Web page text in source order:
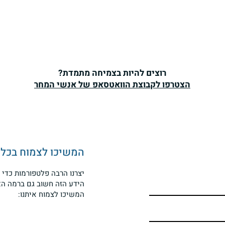
המפתח לניצחון על חמאס נמצא
רוצים להיות בצמיחה מתמדת?
הצטרפו לקבוצת הוואטסאפ של אנשי המחר
המשיכו לצמוח
יצרנו הרבה פלטפורמות
הידע הזה חשוב גם ברמה
המשיכו לצמוח איתנו: